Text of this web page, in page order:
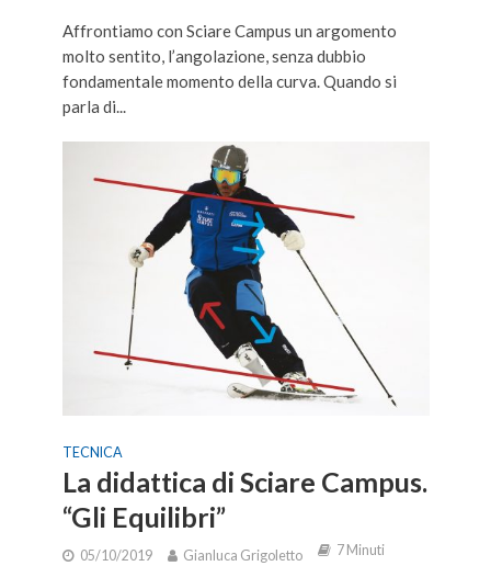
Affrontiamo con Sciare Campus un argomento
molto sentito, l’angolazione, senza dubbio
fondamentale momento della curva. Quando si
parla di...
TECNICA
La didattica di Sciare Campus.
“Gli Equilibri”
05/10/2019 Gianluca Grigoletto 7 Minuti